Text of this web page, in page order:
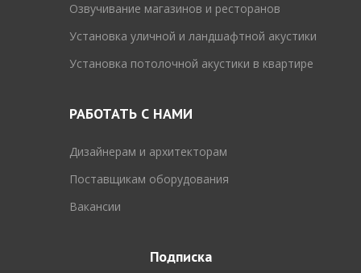
Озвучивание магазинов и ресторанов
Установка уличной и ландшафтной акустики
Установка потолочной акустики в квартире
РАБОТАТЬ С НАМИ
Дизайнерам и архитекторам
Поставщикам оборудования
Вакансии
Подписка